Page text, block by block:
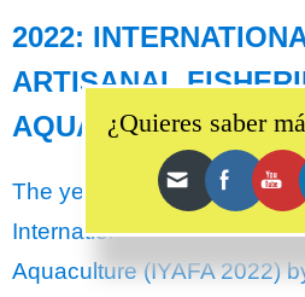
2022:
ARTISANAL
AQUACULTURE
The year 2022 has been
International Year of
Aquaculture (IYAFA 2022)
¿Quieres saber
Set Youtube Channel